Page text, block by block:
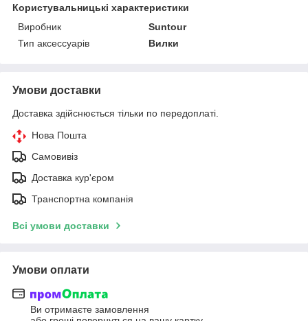
Користувальницькі характеристики
Виробник
Suntour
Тип аксессуарів
Вилки
Умови доставки
Доставка здійснюється тільки по передоплаті.
Нова Пошта
Самовивіз
Доставка кур'єром
Транспортна компанія
Всі умови доставки
Умови оплати
Ви отримаєте замовлення